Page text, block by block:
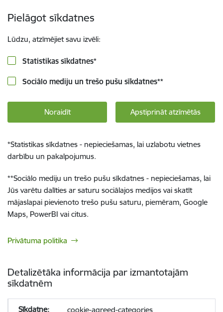
Pielāgot sīkdatnes
Lūdzu, atzīmējiet savu izvēli:
Statistikas sīkdatnes*
Sociālo mediju un trešo pušu sīkdatnes**
Noraidīt Apstiprināt atzīmētās
*Statistikas sīkdatnes - nepieciešamas, lai uzlabotu vietnes
darbību un pakalpojumus.
**Sociālo mediju un trešo pušu sīkdatnes - nepieciešamas, lai
Jūs varētu dalīties ar saturu sociālajos medijos vai skatīt
mājaslapai pievienoto trešo pušu saturu, piemēram, Google
Maps, PowerBI vai citus.
Privātuma politika
Detalizētāka informācija par izmantotajām
sīkdatnēm
cookie-agreed-categories